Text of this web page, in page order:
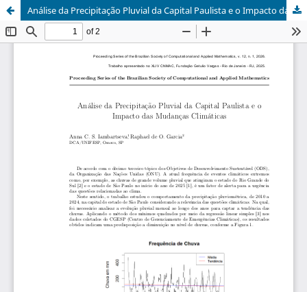
Análise da Precipitação Pluvial da Capital Paulista e o Impacto das Mudanças Climáticas